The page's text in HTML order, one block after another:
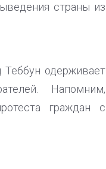
страны из
одерживает
Напомним,
граждан с